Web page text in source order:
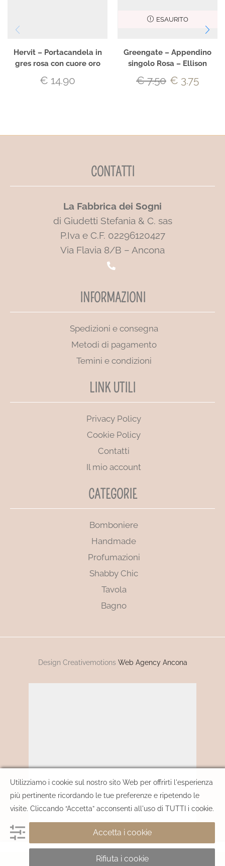
Hervit – Portacandela in
gres rosa con cuore oro
€ 14.90
ESAURITO
Greengate – Appendino
singolo Rosa – Ellison
€7.50 € 3.75
AGGIUNGI AL CARRELLO
CONTATTI
La Fabbrica dei Sogni
di Giudetti Stefania & C. sas
P.Iva e C.F. 02296120427
Via Flavia 8/B – Ancona
INFORMAZIONI
Spedizioni e consegna
Metodi di pagamento
Temini e condizioni
LINK UTILI
Privacy Policy
Cookie Policy
Contatti
Il mio account
CATEGORIE
Bomboniere
Handmade
Profumazioni
Shabby Chic
Tavola
Bagno
Design Creativemotions Web Agency Ancona
Utilizziamo i cookie sul nostro sito Web per offrirti l'esperienza
più pertinente ricordando le tue preferenze e ripetendo le
visite. Cliccando “Accetta” acconsenti all'uso di TUTTI i cookie.
Accetta i cookie
Rifiuta i cookie